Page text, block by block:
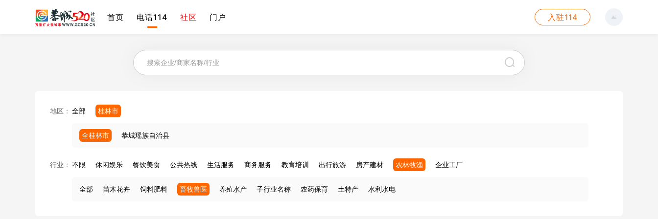
首页 电话114 社区 门户 入驻114
地区： 全部 桂林市
全桂林市 恭城瑶族自治县
行业： 不限 休闲娱乐 餐饮美食 公共热线 生活服务 商务服务 教育培训 出行旅游 房产建材 农林牧渔 企业工厂
全部 苗木花卉 饲料肥料 畜牧兽医 养殖水产 子行业名称 农药保育 土特产 水利水电